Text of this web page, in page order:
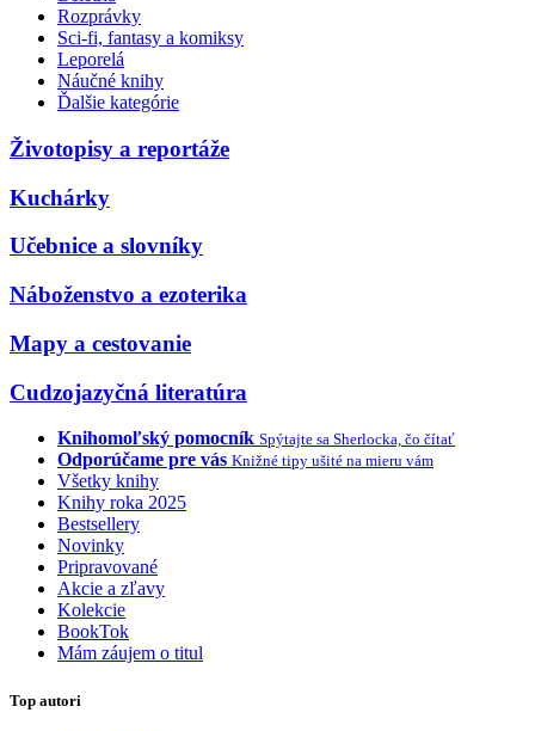
Rozprávky
Sci-fi, fantasy a komiksy
Leporelá
Náučné knihy
Ďalšie kategórie
Životopisy a reportáže
Kuchárky
Učebnice a slovníky
Náboženstvo a ezoterika
Mapy a cestovanie
Cudzojazyčná literatúra
Knihomoľský pomocník Spýtajte sa Sherlocka, čo čítať
Odporúčame pre vás Knižné tipy ušité na mieru vám
Všetky knihy
Knihy roka 2025
Bestsellery
Novinky
Pripravované
Akcie a zľavy
Kolekcie
BookTok
Mám záujem o titul
Top autori